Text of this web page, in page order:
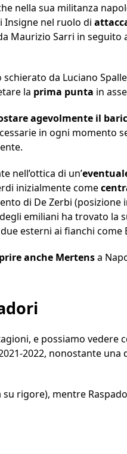
nella sua militanza
Insigne nel ruolo di
Maurizio Sarri in seguito
da Luciano
la prima punta in
agevolmente il
in ogni momento
nell’ottica di un’
inizialmente come
di De Zerbi (posizione
emiliani ha trovato la
esterni ai fianchi come
anche Mertensa
e possiamo vedere
2022, nonostante una
rigore), mentre